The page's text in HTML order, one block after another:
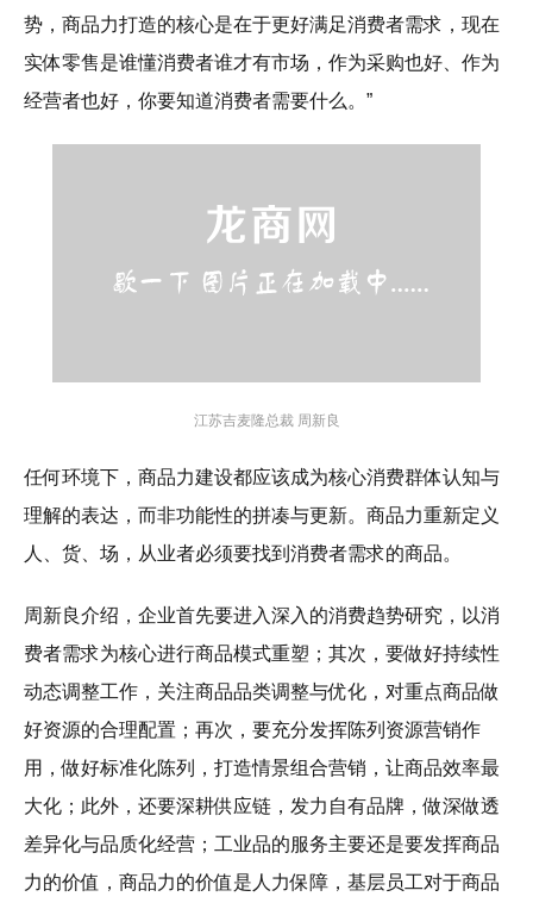
势，商品力打造的核心是在于更好满足消费者需求，现在
实体零售是谁懂消费者谁才有市场，作为采购也好、作为
经营者也好，你要知道消费者需要什么。”
江苏吉麦隆总裁 周新良
任何环境下，商品力建设都应该成为核心消费群体认知与
理解的表达，而非功能性的拼凑与更新。商品力重新定义
人、货、场，从业者必须要找到消费者需求的商品。
周新良介绍，企业首先要进入深入的消费趋势研究，以消
费者需求为核心进行商品模式重塑；其次，要做好持续性
动态调整工作，关注商品品类调整与优化，对重点商品做
好资源的合理配置；再次，要充分发挥陈列资源营销作
用，做好标准化陈列，打造情景组合营销，让商品效率最
大化；此外，还要深耕供应链，发力自有品牌，做深做透
差异化与品质化经营；工业品的服务主要还是要发挥商品
力的价值，商品力的价值是人力保障，基层员工对于商品